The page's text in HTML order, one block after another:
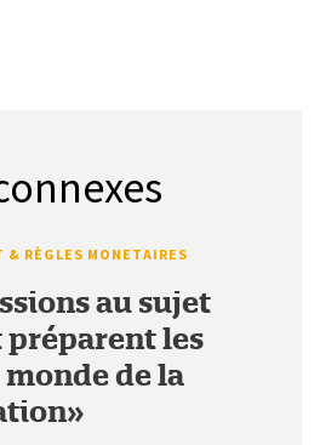
& RÈGLES MONETAIRES
au sujet
préparent les
de la